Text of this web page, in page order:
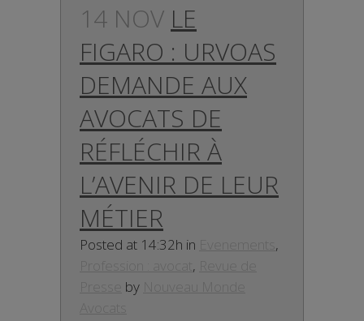
14 NOV LE
FIGARO : URVOAS
DEMANDE AUX
AVOCATS DE
RÉFLÉCHIR À
L’AVENIR DE LEUR
MÉTIER
Posted at 14:32h in
,
,
by